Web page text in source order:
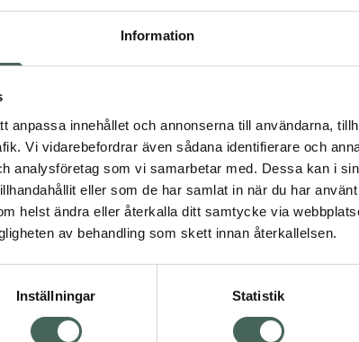
Information
anpassa innehållet och annonserna till användarna,
Vi vidarebefordrar även sådana identifierare och
analysföretag som vi samarbetar med. Dessa kan i
eller som de har samlat in när du har
helst ändra eller återkalla ditt samtycke via
av behandling som skett innan återkallelsen.
Inställningar Statistik
50 ml
Pris online
199 kr
Köp L300 Instant Glow Dagkräm, 199 kr.
Pris online
119 kr
KöpL300